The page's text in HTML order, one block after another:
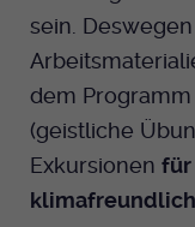
sein.
dem
(geistliche
Exkursionen für